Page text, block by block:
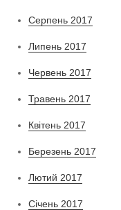
Серпень 2017
Липень 2017
Червень 2017
Травень 2017
Квітень 2017
Березень 2017
Лютий 2017
Січень 2017